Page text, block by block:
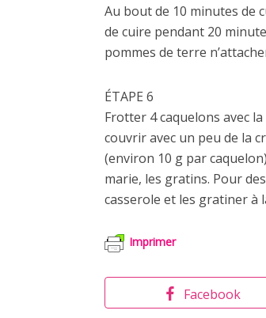
Au bout de 10 minutes de
de cuire pendant 20
pommes de terre
ÉTAPE 6
Frotter 4 caquelons avec
couvrir avec un peu de la
(environ 10 g par
marie, les gratins. Pour
casserole et les gratiner à
Imprimer
Facebook